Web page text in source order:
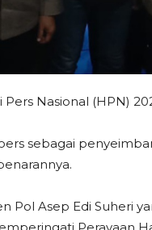
Nasional (HPN)
sebagai
Pol Asep Edi Suheri
Perayaan